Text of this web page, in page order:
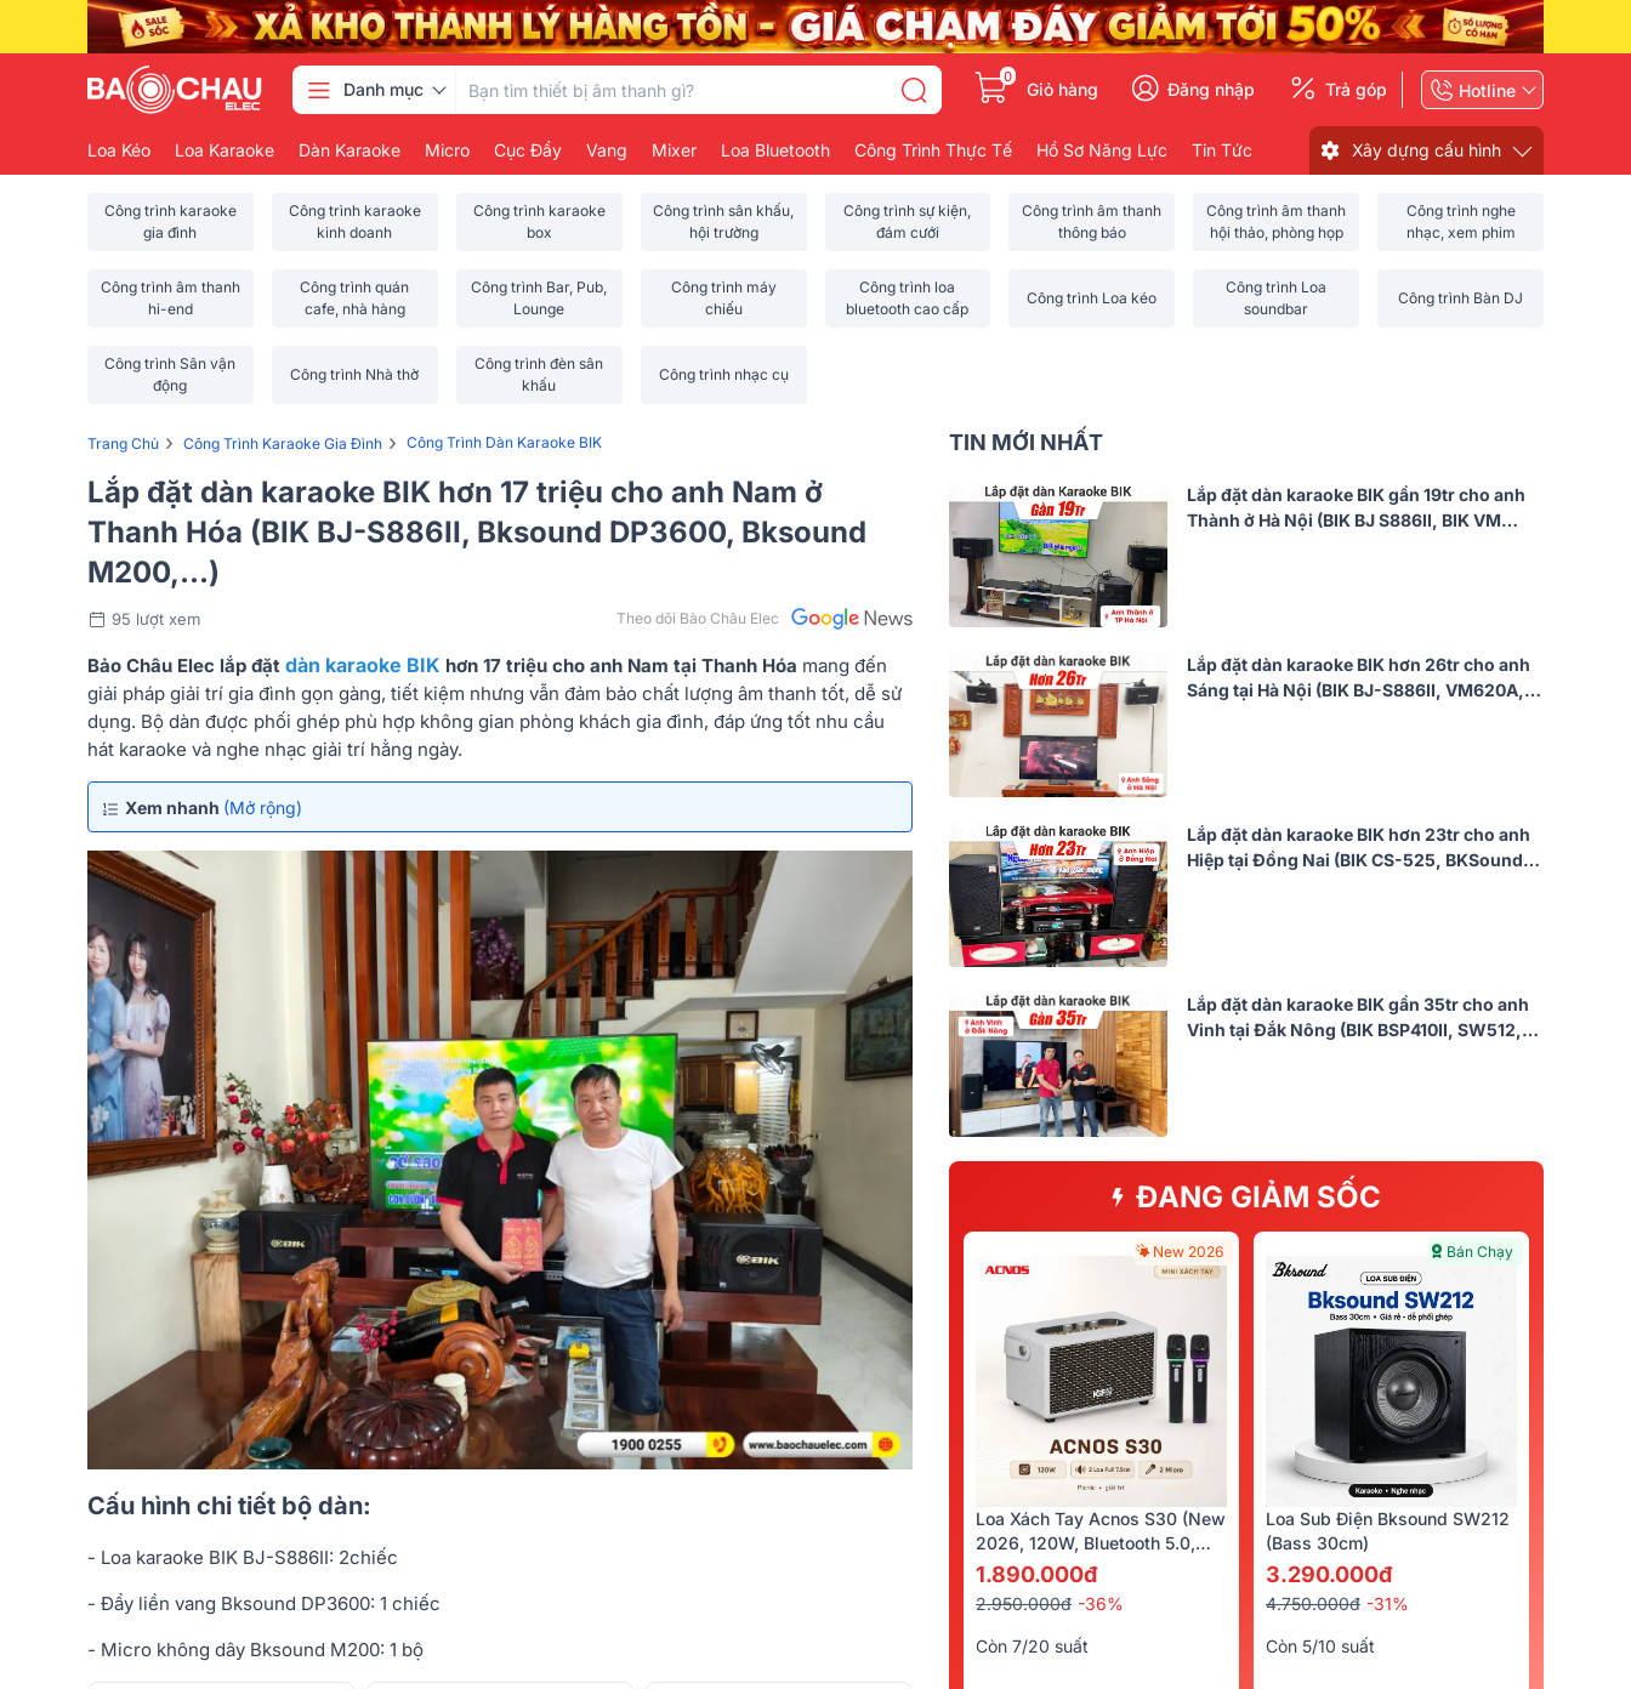
Danh mục
0
Giỏ hàng Đăng nhập Trả góp Hotline
Loa Kéo Loa Karaoke Dàn Karaoke Micro Cục Đẩy Vang Mixer Loa Bluetooth Công Trình Thực Tế Hồ Sơ Năng Lực Tin Tức Xây dựng cấu hình
Công trình karaoke
gia đình
Công trình karaoke
kinh doanh
Công trình karaoke
box
Công trình sân khấu,
hội trường
Công trình sự kiện,
đám cưới
Công trình âm thanh
thông báo
Công trình âm thanh
hội thảo, phòng họp
Công trình nghe
nhạc, xem phim
Công trình âm thanh
hi-end
Công trình quán
cafe, nhà hàng
Công trình Bar, Pub,
Lounge
Công trình máy
chiếu
Công trình loa
bluetooth cao cấp
Công trình Loa kéo
Công trình Loa
soundbar
Công trình Bàn DJ
Công trình Sân vận
động
Công trình Nhà thờ
Công trình đèn sân
khấu
Công trình nhạc cụ
Trang Chủ › Công Trình Karaoke Gia Đình › Công Trình Dàn Karaoke BIK
Lắp đặt dàn karaoke BIK hơn 17 triệu cho anh Nam ở
Thanh Hóa (BIK BJ-S886II, Bksound DP3600, Bksound
M200,...)
95 lượt xem Theo dõi Bảo Châu Elec
Bảo Châu Elec lắp đặt dàn karaoke BIK hơn 17 triệu cho anh Nam tại Thanh Hóa mang đến
giải pháp giải trí gia đình gọn gàng, tiết kiệm nhưng vẫn đảm bảo chất lượng âm thanh tốt, dễ sử
dụng. Bộ dàn được phối ghép phù hợp không gian phòng khách gia đình, đáp ứng tốt nhu cầu
hát karaoke và nghe nhạc giải trí hằng ngày.
Xem nhanh (Mở rộng)
Cấu hình chi tiết bộ dàn:
- Loa karaoke BIK BJ-S886II: 2chiếc
- Đẩy liền vang Bksound DP3600: 1 chiếc
- Micro không dây Bksound M200: 1 bộ
TIN MỚI NHẤT
Lắp đặt dàn karaoke BIK gần 19tr cho anh
Thành ở Hà Nội (BIK BJ S886II, BIK VM
Lắp đặt dàn karaoke BIK hơn 26tr cho anh
Sáng tại Hà Nội (BIK BJ-S886II, VM620A,
Lắp đặt dàn karaoke BIK hơn 23tr cho anh
Hiệp tại Đồng Nai (BIK CS-525, BKSound
Lắp đặt dàn karaoke BIK gần 35tr cho anh
Vinh tại Đắk Nông (BIK BSP410II, SW512,
ĐANG GIẢM SỐC
New 2026
Loa Xách Tay Acnos S30 (New
2026, 120W, Bluetooth 5.0,
Kèm 2 Tay Micro)
1.890.000đ
2.950.000đ -36%
Còn 7/20 suất
Bán Chạy
Loa Sub Điện Bksound SW212
(bass 30cm)
3.290.000đ
4.750.000đ -31%
Còn 5/10 suất